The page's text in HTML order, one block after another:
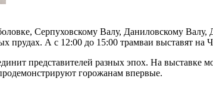
Серпуховскому Валу, Даниловскому
А с 12:00 до 15:00 трамваи выставят на
представителей разных эпох. На выставке
горожанам впервые.